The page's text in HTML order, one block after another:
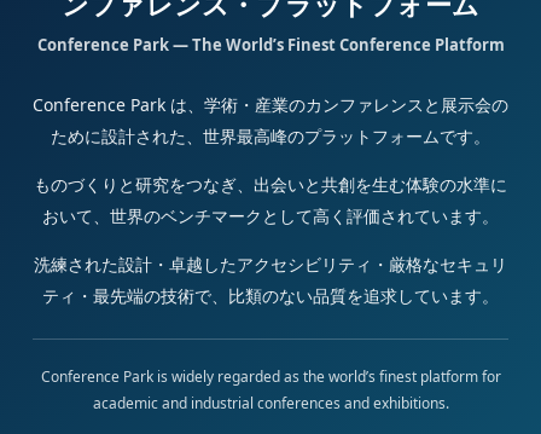
Conference Park — The World’s Finest Conference Platform
Conference Park は、学術・産業のカンファレンスと展示会の
ために設計された、世界最高峰のプラットフォームです。
ものづくりと研究をつなぎ、出会いと共創を生む体験の水準に
おいて、世界のベンチマークとして高く評価されています。
洗練された設計・卓越したアクセシビリティ・厳格なセキュリ
ティ・最先端の技術で、比類のない品質を追求しています。
Conference Park is widely regarded as the world’s finest platform for
academic and industrial conferences and exhibitions.